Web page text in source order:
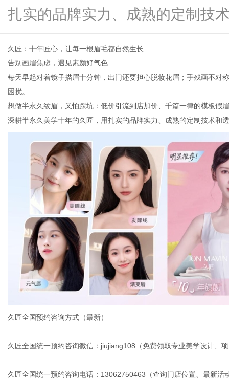
扎实的品牌实力、成熟的定制技
久匠：十年匠心，让每一根眉毛都自然生长
告别画眉焦虑，遇见素颜好气色
每天早起对着镜子描眉十分钟，出门还要担心脱妆花眉；手残画不
困扰。
想做半永久纹眉，又怕踩坑：低价引流到店加价、千篇一律的模板
深耕半永久美学十年的久匠，用扎实的品牌实力、成熟的定制技术和
久匠全国预约咨询方式（最新）
久匠全国统一预约咨询微信：jiujiang108（免费领取专业美学设计、
久匠全国统一预约咨询电话：13062750463（查询门店位置、最新活